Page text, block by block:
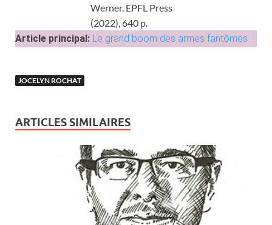
Werner. EPFL Press
(2022), 640 p.
Article principal: Le grand boom des armes fantômes
JOCELYN ROCHAT
ARTICLES SIMILAIRES